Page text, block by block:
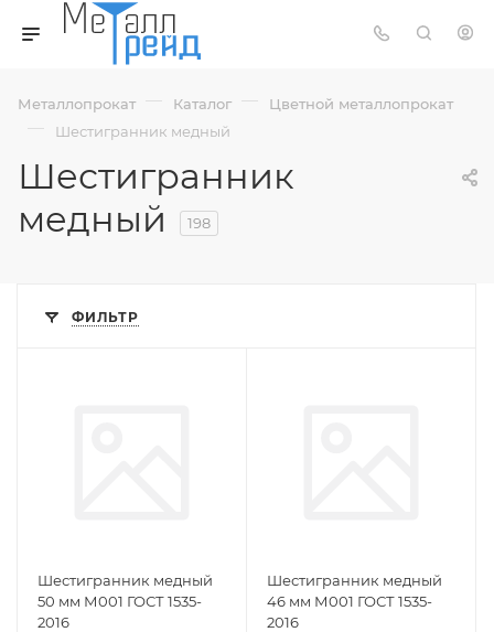
Металлопрокат — Каталог — Цветной металлопрокат
— Шестигранник медный
Шестигранник
медный
198
ФИЛЬТР
Шестигранник медный
50 мм М001 ГОСТ 1535-
2016
Шестигранник медный
46 мм М001 ГОСТ 1535-
2016